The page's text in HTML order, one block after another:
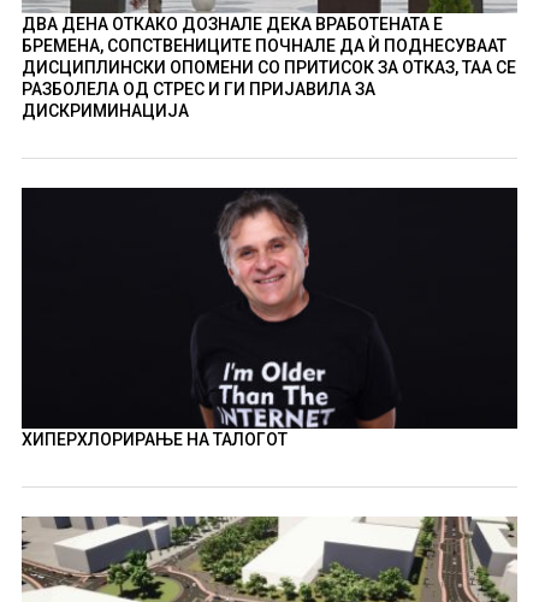
ДВА ДЕНА ОТКАКО ДОЗНАЛЕ ДЕКА ВРАБОТЕНАТА Е
БРЕМЕНА, СОПСТВЕНИЦИТЕ ПОЧНАЛЕ ДА Ѝ ПОДНЕСУВААТ
ДИСЦИПЛИНСКИ ОПОМЕНИ СО ПРИТИСОК ЗА ОТКАЗ, ТАА СЕ
РАЗБОЛЕЛА ОД СТРЕС И ГИ ПРИЈАВИЛА ЗА
ДИСКРИМИНАЦИЈА
ХИПЕРХЛОРИРАЊЕ НА ТАЛОГОТ